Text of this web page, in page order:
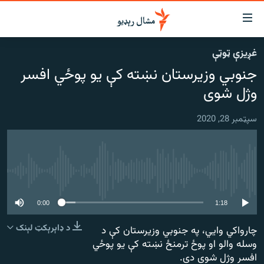
د
لاسرسي
ځای
عمومي
پاڼې
موضوع
ته
لاړ
لاړ
لټون
ته
کور
لنډ خبرونه
پښتونخوا او قبایل
بلوچستان
ځانګړې مرکې، شننې
انځور او ویډیو
اوونیزې خپرونې
غږیزې ټوټې
جنوبي وزیرستان نښته کې یو پوځي افسر
وژل شوی
سپټمبر 28, 2020
0:00 1:18
د ډاېرېکټ لېنک
چارواکي وايي، په جنوبي وزيرستان کې د
وسله والو او پوځ ترمنځ نښته کې يو پوځي
افسر وژل شوی دی.